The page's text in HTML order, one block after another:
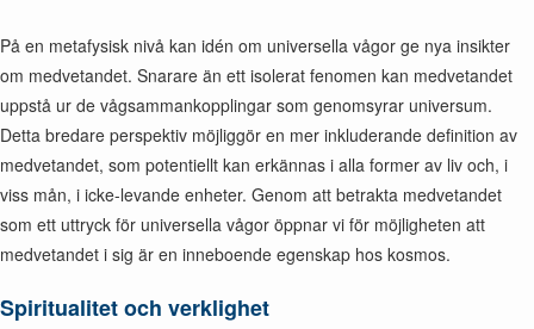
På en metafysisk nivå kan idén om universella vågor ge nya insikter
om medvetandet. Snarare än ett isolerat fenomen kan medvetandet
uppstå ur de vågsammankopplingar som genomsyrar universum.
Detta bredare perspektiv möjliggör en mer inkluderande definition av
medvetandet, som potentiellt kan erkännas i alla former av liv och, i
viss mån, i icke-levande enheter. Genom att betrakta medvetandet
som ett uttryck för universella vågor öppnar vi för möjligheten att
medvetandet i sig är en inneboende egenskap hos kosmos.
Spiritualitet och verklighet